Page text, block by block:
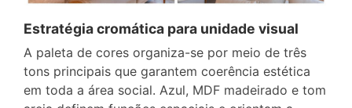
Estratégia cromática para unidade visual
A paleta de cores organiza-se por meio de três
tons principais que garantem coerência estética
em toda a área social. Azul, MDF madeirado e tom